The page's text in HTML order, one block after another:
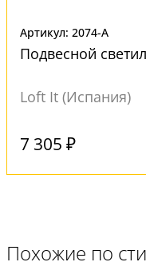
Артикул: 2074-A
Подвесной
Loft It (Испания)
7 305 ₽
Похожие по